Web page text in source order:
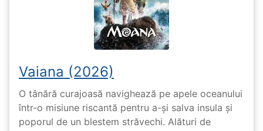
Vaiana (2026)
O tânără curajoasă navighează pe apele oceanului
într-o misiune riscantă pentru a-și salva insula și
poporul de un blestem străvechi. Alături de